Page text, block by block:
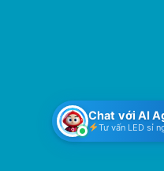
Chat với AI
Tư vấn LED sỉ